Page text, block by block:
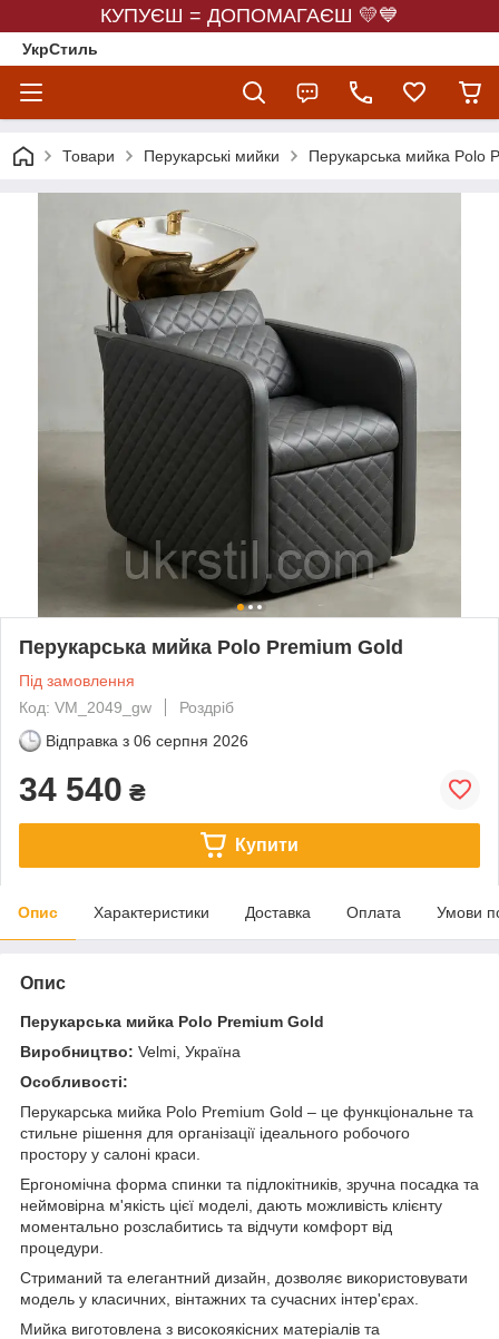
КУПУЄШ = ДОПОМАГАЄШ 💛💙
УкрСтиль
Товари Перукарські мийки Перукарська мийка Polo
Перукарська мийка Polo Premium Gold
Під замовлення
Код: VM_2049_gw
Роздріб
Відправка з 06 серпня 2026
34 540 ₴
Купити
Опис Характеристики Доставка Оплата Умови
Опис
Перукарська мийка Polo Premium Gold
Виробництво: Velmi, Україна
Особливості:
Перукарська мийка Polo Premium Gold – це функціональне та
стильне рішення для організації ідеального робочого
простору у салоні краси.
Ергономічна форма спинки та підлокітників, зручна посадка та
неймовірна м'якість цієї моделі, дають можливість клієнту
моментально розслабитись та відчути комфорт від
процедури.
Стриманий та елегантний дизайн, дозволяє використовувати
модель у класичних, вінтажних та сучасних інтер'єрах.
Мийка виготовлена з високоякісних матеріалів та